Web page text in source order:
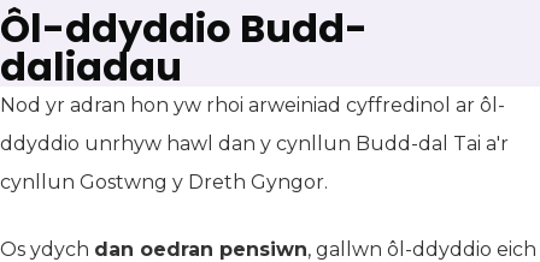
Ôl-ddyddio Budd-
daliadau
Nod yr adran hon yw rhoi arweiniad cyffredinol ar ôl-
ddyddio unrhyw hawl dan y cynllun Budd-dal Tai a'r
cynllun Gostwng y Dreth Gyngor.
Os ydych dan oedran pensiwn, gallwn ôl-ddyddio eich